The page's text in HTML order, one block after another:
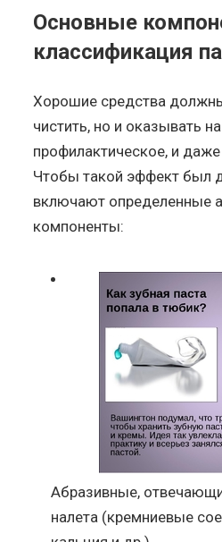
Основные
классификация
Хорошие средства
чистить, но и оказывать
профилактическое, и
Чтобы такой эффект был
включают определенные
компоненты:
Абразивные,
налета (кремниевые